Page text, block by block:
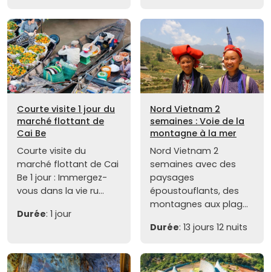
Courte visite 1 jour du
marché flottant de
Cai Be
Courte visite du
marché flottant de Cai
Be 1 jour : Immergez-
vous dans la vie ru...
Durée: 1 jour
Nord Vietnam 2
semaines : Voie de la
montagne à la mer
Nord Vietnam 2
semaines avec des
paysages
époustouflants, des
montagnes aux plag...
Durée: 13 jours 12 nuits